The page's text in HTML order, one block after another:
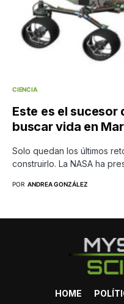
CIENCIA
Este es el sucesor
buscar vida en
Solo quedan los últimos
construirlo. La NASA ha
POR ANDREA GONZÁLEZ
HOME